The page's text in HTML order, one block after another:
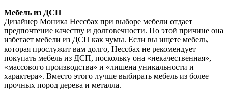
Мебель из ДСП
Дизайнер Моника Нессбах при выборе мебели отдает
предпочтение качеству и долговечности. По этой причине она
избегает мебели из ДСП как чумы. Если вы ищете мебель,
которая прослужит вам долго, Нессбах не рекомендует
покупать мебель из ДСП, поскольку она «некачественная»,
«массового производства» и «лишена уникальности и
характера». Вместо этого лучше выбирать мебель из более
прочных пород дерева и металла.